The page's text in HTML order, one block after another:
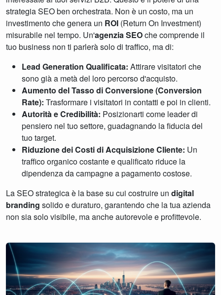
strategia SEO ben orchestrata. Non è un costo, ma un
investimento che genera un ROI (Return On Investment)
misurabile nel tempo. Un'agenzia SEOche comprende il
tuo business non ti parlerà solo di traffico, ma di:
Lead Generation Qualificata: Attirare visitatori che
sono già a metà del loro percorso d'acquisto.
Aumento del Tasso di Conversione (Conversion
Rate): Trasformare i visitatori in contatti e poi in clienti.
Autorità e Credibilità: Posizionarti come leader di
pensiero nel tuo settore, guadagnando la fiducia del
tuo target.
Riduzione dei Costi di Acquisizione Cliente: Un
traffico organico costante e qualificato riduce la
dipendenza da campagne a pagamento costose.
La SEO strategica è la base su cui costruire un digital
branding solido e duraturo, garantendo che la tua azienda
non sia solo visibile, ma anche autorevole e profittevole.